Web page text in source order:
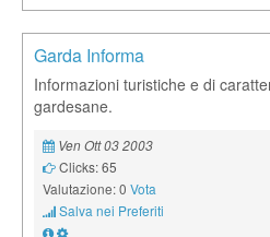
Garda Informa
Informazioni turistiche e di
gardesane.
Ven Ott 03 2003
Clicks: 65
Valutazione: 0 Vota
Salva nei Preferiti